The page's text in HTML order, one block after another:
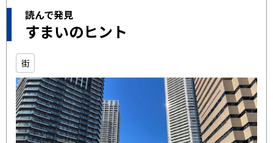
読んで発見
すまいのヒント
街